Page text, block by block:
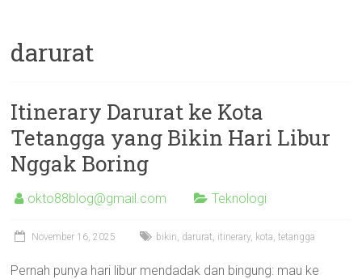
darurat
Itinerary Darurat ke Kota
Tetangga yang Bikin Hari Libur
Nggak Boring
okto88blog@gmail.com Teknologi
November 16, 2025 bikin, darurat, itinerary, kota,tetangga
Pernah punya hari libur mendadak dan bingung: mau ke